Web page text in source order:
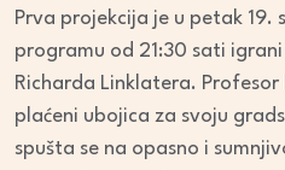
Prva projekcija je u petak 19.
programu od 21:30 sati
Richarda Linklatera.
plaćeni ubojica za svoju
spušta se na opasno i